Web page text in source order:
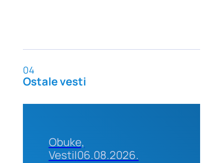
04
Ostale vesti
Obuke,
Vesti|06.08.2026.